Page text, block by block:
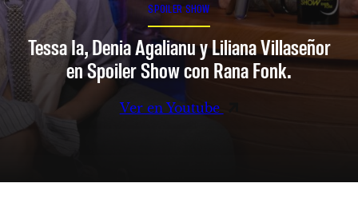
SPOILER SHOW
Tessa Ia, Denia Agalianu y Liliana Villaseñor
en Spoiler Show con Rana Fonk.
Ver en Youtube